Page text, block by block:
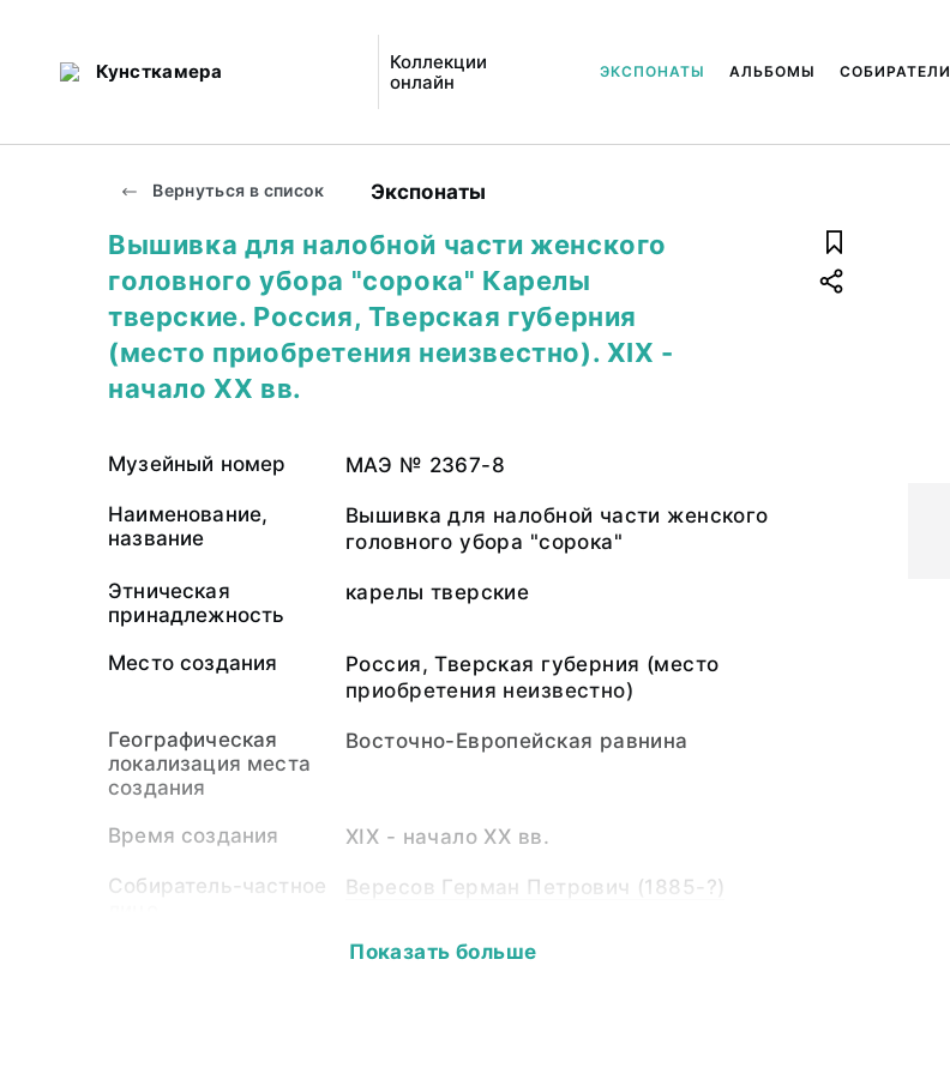
Кунсткамера
Коллекции
онлайн
ЭКСПОНАТЫ АЛЬБОМЫ СОБИРАТЕЛИ
Вернуться в список Экспонаты
Вышивка для налобной части женского
головного убора "сорока" Карелы
тверские. Россия, Тверская губерния
(место приобретения неизвестно). XIX -
начало XX вв.
Музейный номер МАЭ № 2367-8
Наименование,
название
Вышивка для налобной части женского
головного убора "сорока"
Этническая
принадлежность
карелы тверские
Место создания
Россия, Тверская губерния (место
приобретения неизвестно)
Географическая
локализация места
создания
Восточно-Европейская равнина
Время создания XIX - начало XX вв.
Собиратель-частное
Вересов Герман Петрович (1885-?)
холст, волокно шерстяное
Показать больше